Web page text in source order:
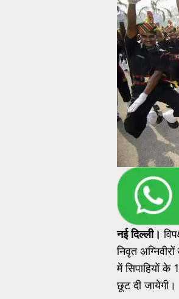
नई दिल्ली।
निवृत
में सिपाहियों
छूट दी जायेगी।